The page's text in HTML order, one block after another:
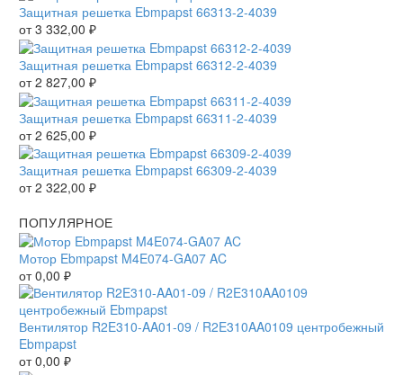
Защитная решетка Ebmpapst 66313-2-4039
от3 332,00 ₽
Защитная решетка Ebmpapst 66312-2-4039
от2 827,00 ₽
Защитная решетка Ebmpapst 66311-2-4039
от2 625,00 ₽
Защитная решетка Ebmpapst 66309-2-4039
от2 322,00 ₽
ПОПУЛЯРНОЕ
Мотор Ebmpapst M4E074-GA07 AC
от0,00 ₽
Вентилятор R2E310-AA01-09 / R2E310AA0109 центробежный
Ebmpapst
от0,00 ₽